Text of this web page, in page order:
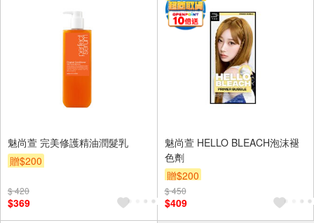
魅尚萱 完美修護精油潤髮乳
贈$200
$ 420
$369
魅尚萱 HELLO BLEACH泡沫褪
色劑
贈$200
$ 450
$409